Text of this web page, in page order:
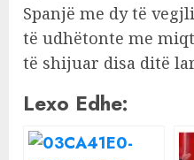
Spanjë me dy të
të udhëtonte me
të shijuar disa ditë
Lexo Edhe: